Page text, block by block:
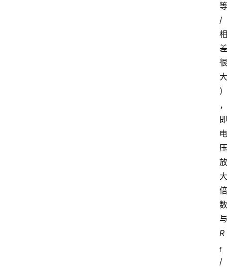
等
/
相
差
很
大
）
，
即
电
压
放
大
倍
数
与
R
f
/